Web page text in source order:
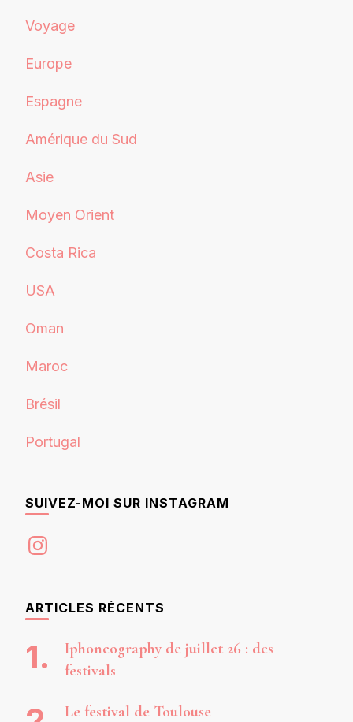
Voyage
Europe
Espagne
Amérique du Sud
Asie
Moyen Orient
Costa Rica
USA
Oman
Maroc
Brésil
Portugal
SUIVEZ-MOI SUR INSTAGRAM
Instagram
ARTICLES RÉCENTS
Iphoneography de juillet 26 : des
festivals
Le festival de Toulouse